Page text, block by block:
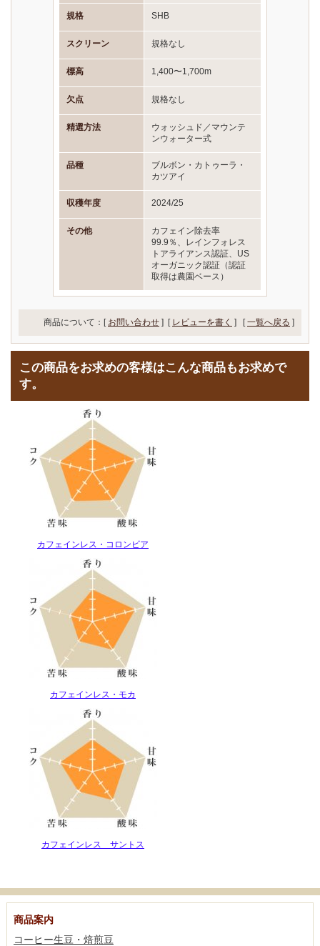
規格 SHB
スクリーン 規格なし
標高 1,400〜1,700m
欠点 規格なし
精選方法
ウォッシュド／マウンテ
ンウォーター式
品種
ブルボン・カトゥーラ・
カツアイ
収穫年度 2024/25
その他
カフェイン除去率
99.9％、レインフォレス
トアライアンス認証、US
オーガニック認証（認証
取得は農園ベース）
商品について：[ お問い合わせ ] [ レビューを書く ] [一覧へ戻る ]
この商品をお求めの客様はこんな商品もお求めで
す。
カフェインレス・コロンビア
カフェインレス・モカ
カフェインレス サントス
商品案内
コーヒー生豆・焙煎豆